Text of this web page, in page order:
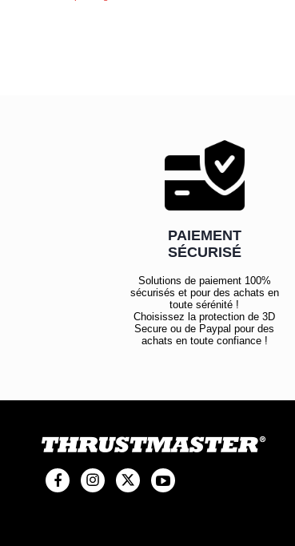
PAIEMENT
SÉCURISÉ
Solutions de paiement 100%
sécurisés et pour des achats en
toute sérénité !
Choisissez la protection de 3D
Secure ou de Paypal pour des
achats en toute confiance !